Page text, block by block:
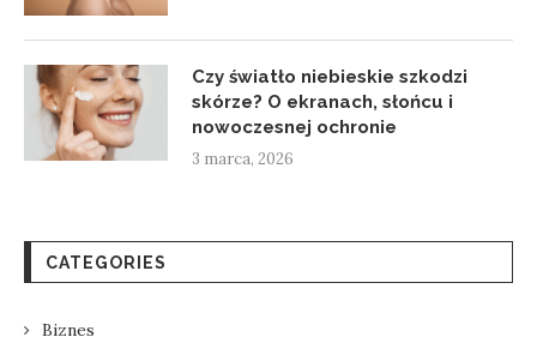
Czy światło niebieskie szkodzi
skórze? O ekranach, słońcu i
nowoczesnej ochronie
3 marca, 2026
CATEGORIES
Biznes